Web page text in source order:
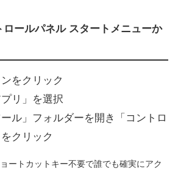
ールパネル スタートメニューか
をクリック
プリ」を選択
ール」フォルダーを開き「コントロ
クリック
ートカットキー不要で誰でも確実にアク